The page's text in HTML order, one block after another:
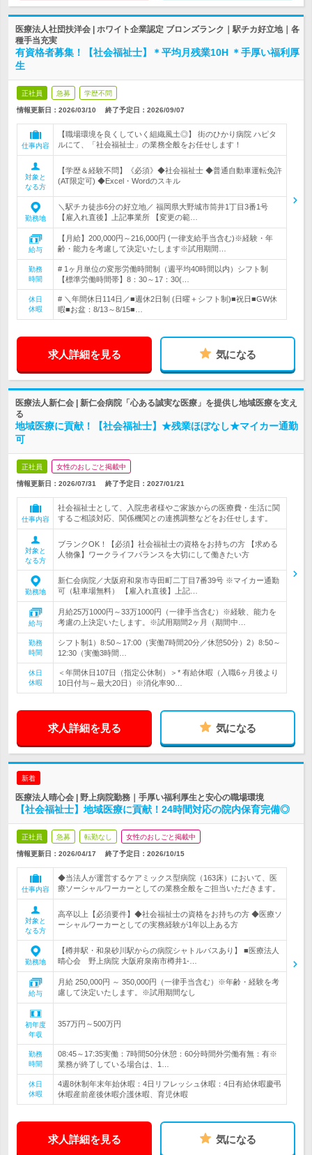
医療法人社団扶洋会 | ホワイト企業認定 ブロンズランク｜駅チカ好立地｜各
種手当充実
有資格者募集！【社会福祉士】＊平均月残業10H ＊手厚い福利厚
生
正社員 急募 学歴不問
情報更新日：2026/03/10 終了予定日： 2026/09/07
仕事内容
【職場環境を良くしていく組織風土◎】 街のひかり病院 ハピタ
ルにて、「社会福祉士」の業務全般をお任せします！
対象と
なる方
【学歴＆経験不問】《必須》◆社会福祉士 ◆普通自動車運転免許
(AT限定可) ◆Excel・Wordのスキル
勤務地
＼駅チカ徒歩6分の好立地／ 福岡県大野城市筒井1丁目3番1号
【雇入れ直後】上記事業所 【変更の範…
給与
【月給】200,000円～216,000円 (一律支給手当含む)※経験・年
齢・能力を考慮して決定いたします※試用期間…
勤務
時間
# 1ヶ月単位の変形労働時間制（週平均40時間以内）シフト制
【標準労働時間帯】8：30～17：30(…
休日
休暇
# ＼年間休日114日／■週休2日制 (日曜＋シフト制)■祝日■GW休
暇■お盆：8/13～8/15■…
求人詳細を見る 気になる
医療法人新仁会 | 新仁会病院「心ある誠実な医療」を提供し地域医療を支え
る
地域医療に貢献！【社会福祉士】★残業ほぼなし★マイカー通勤
可
正社員 女性のおしごと掲載中
情報更新日：2026/07/31 終了予定日： 2027/01/21
仕事内容
社会福祉士として、入院患者様やご家族からの医療費・生活に関
するご相談対応、関係機関との連携調整などをお任せします。
対象と
なる方
ブランクOK！【必須】社会福祉士の資格をお持ちの方 【求める
人物像】ワークライフバランスを大切にして働きたい方
勤務地
新仁会病院／大阪府和泉市寺田町二丁目7番39号 ※マイカー通勤
可（駐車場無料） 【雇入れ直後】上記…
給与
月給25万1000円～33万1000円（一律手当含む）※経験、能力を
考慮の上決定いたします。※試用期間2ヶ月（期間中…
勤務
時間
シフト制1）8:50～17:00（実働7時間20分／休憩50分）2）8:50～
12:30（実働3時間…
休日
休暇
＜年間休日107日（指定公休制）＞* 有給休暇（入職6ヶ月後より
10日付与～最大20日）※消化率90…
求人詳細を見る 気になる
新着
医療法人晴心会 | 野上病院勤務｜手厚い福利厚生と安心の職場環境
【社会福祉士】地域医療に貢献！24時間対応の院内保育完備◎
正社員 急募 転勤なし 女性のおしごと掲載中
情報更新日：2026/04/17 終了予定日： 2026/10/15
仕事内容
◆当法人が運営するケアミックス型病院（163床）において、医
療ソーシャルワーカーとしての業務全般をご担当いただきます。
対象と
なる方
高卒以上【必須要件】◆社会福祉士の資格をお持ちの方 ◆医療ソ
ーシャルワーカーとしての実務経験が1年以上ある方
勤務地
【樽井駅・和泉砂川駅からの病院シャトルバスあり】 ■医療法人
晴心会 野上病院 大阪府泉南市樽井1-…
給与
月給 250,000円 ～ 350,000円（一律手当含む）※年齢・経験を考
慮して決定いたします。※試用期間なし
初年度
年収
357万円～500万円
勤務
時間
08:45～17:35実働：7時間50分休憩：60分時間外労働有無：有※
業務が終了している場合は、1…
休日
休暇
4週8休制年末年始休暇：4日リフレッシュ休暇：4日有給休暇慶弔
休暇産前産後休暇介護休暇、育児休暇
求人詳細を見る 気になる